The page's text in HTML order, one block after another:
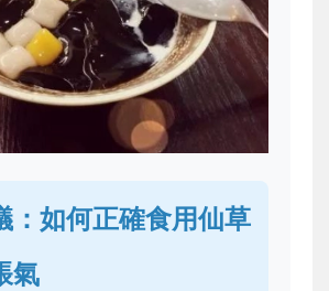
：如何正確食用仙草
氣